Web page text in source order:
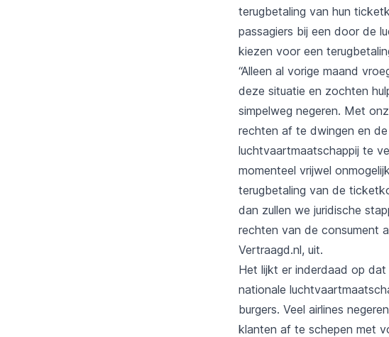
terugbetaling van hun
passagiers bij een door de
kiezen voor een
“Alleen al vorige maand
deze situatie en zochten
simpelweg negeren. Met
rechten af te dwingen en
luchtvaartmaatschappij te
momenteel vrijwel
terugbetaling van de
dan zullen we juridische
rechten van de consument
Vertraagd.nl, uit.
Het lijkt er inderdaad op
nationale
burgers. Veel airlines
klanten af te schepen met